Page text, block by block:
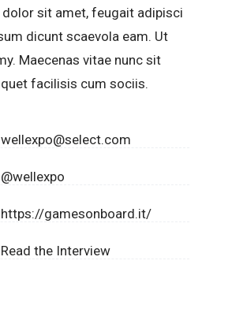
sit amet, feugait adipisci
dicunt scaevola eam. Ut
Maecenas vitae nunc sit
facilisis cum sociis.
wellexpo@select.com
@wellexpo
https://gamesonboard.it/
Read the Interview